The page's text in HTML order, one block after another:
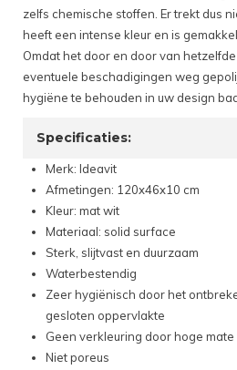
zelfs chemische stoffen. Er trekt dus
heeft een intense kleur en is
Omdat het door en door van
eventuele beschadigingen weg
hygiëne te behouden in uw design
Specificaties:
Merk: Ideavit
Afmetingen: 120x46x10 cm
Kleur: mat wit
Materiaal: solid surface
Sterk, slijtvast en duurzaam
Waterbestendig
Zeer hygiënisch door het
gesloten oppervlakte
Geen verkleuring door hoge
Niet poreus